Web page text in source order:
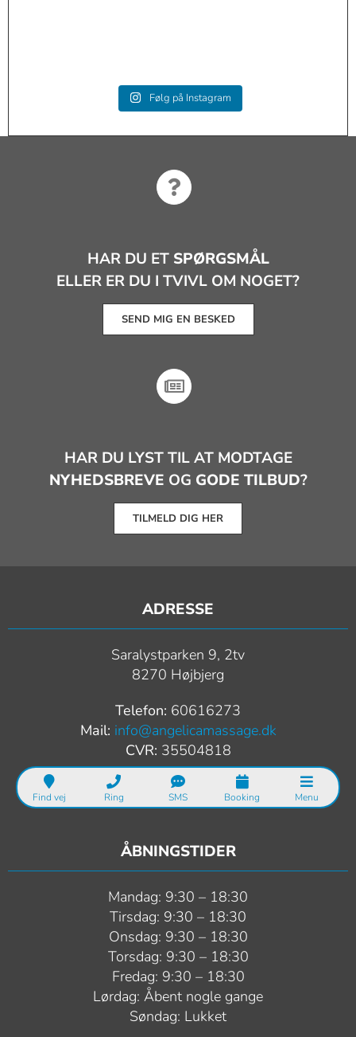
Sep 8
angelicamassage.dk
Aug 30
Følg på Instagram
HAR DU ET SPØRGSMÅL
ELLER ER DU I TVIVL OM NOGET?
SEND MIG EN BESKED
HAR DU LYST TIL AT MODTAGE
NYHEDSBREVE OG GODE TILBUD?
TILMELD DIG HER
ADRESSE
Saralystparken 9, 2tv
8270 Højbjerg
Telefon: 60616273
Mail: info@angelicamassage.dk
CVR: 35504818
ÅBNINGSTIDER
Mandag: 9:30 – 18:30
Tirsdag: 9:30 – 18:30
Onsdag: 9:30 – 18:30
Torsdag: 9:30 – 18:30
Fredag: 9:30 – 18:30
Lørdag: Åbent nogle gange
Søndag: Lukket
Find vej Ring SMS Booking Menu